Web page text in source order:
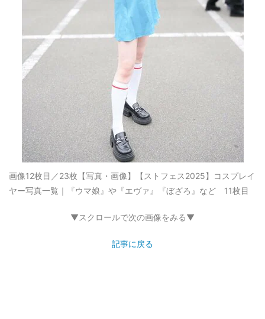
画像12枚目／23枚 【写真・画像】【ストフェス2025】コスプレイ
ヤー写真一覧｜『ウマ娘』や『エヴァ』『ぼざろ』など 11枚目
▼スクロールで次の画像をみる▼
記事に戻る